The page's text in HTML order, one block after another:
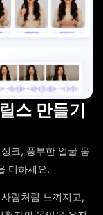
스 만들기
크, 풍부한 얼굴 움
더하세요.
람처럼 느껴지고,